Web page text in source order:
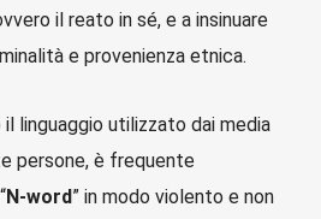
il reato in sé, e a insinuare
e provenienza etnica.
linguaggio utilizzato dai media
persone, è frequente
N-word” in modo violento e non